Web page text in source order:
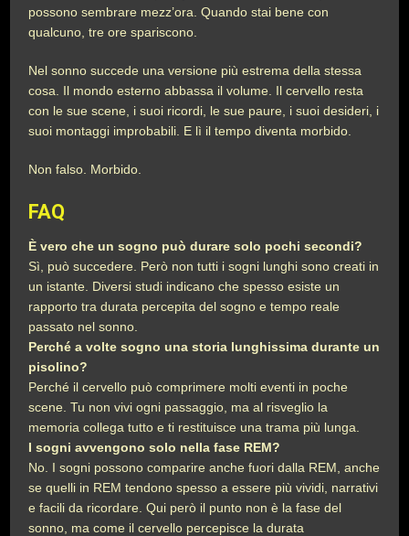
possono sembrare mezz’ora. Quando stai bene con
qualcuno, tre ore spariscono.
Nel sonno succede una versione più estrema della stessa
cosa. Il mondo esterno abbassa il volume. Il cervello resta
con le sue scene, i suoi ricordi, le sue paure, i suoi desideri, i
suoi montaggi improbabili. E lì il tempo diventa morbido.
Non falso. Morbido.
FAQ
È vero che un sogno può durare solo pochi secondi?
Sì, può succedere. Però non tutti i sogni lunghi sono creati in
un istante. Diversi studi indicano che spesso esiste un
rapporto tra durata percepita del sogno e tempo reale
passato nel sonno.
Perché a volte sogno una storia lunghissima durante un
pisolino?
Perché il cervello può comprimere molti eventi in poche
scene. Tu non vivi ogni passaggio, ma al risveglio la
memoria collega tutto e ti restituisce una trama più lunga.
I sogni avvengono solo nella fase REM?
No. I sogni possono comparire anche fuori dalla REM, anche
se quelli in REM tendono spesso a essere più vividi, narrativi
e facili da ricordare. Qui però il punto non è la fase del
sonno, ma come il cervello percepisce la durata